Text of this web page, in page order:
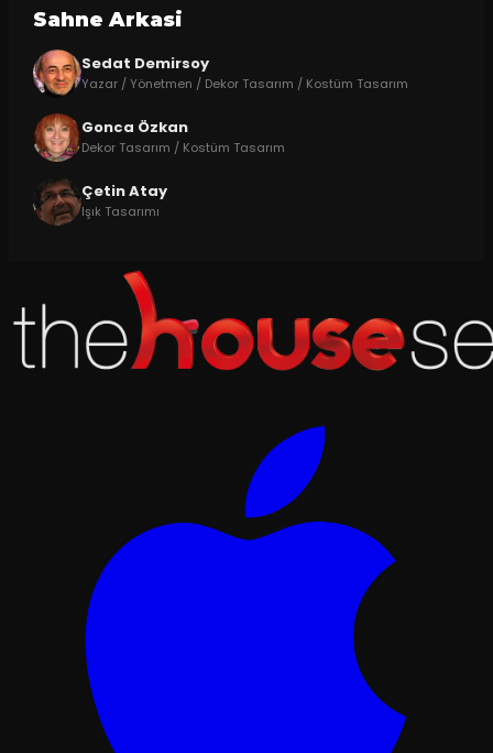
Sahne Arkasi
Sedat Demirsoy
Yazar / Yönetmen / Dekor Tasarım / Kostüm Tasarım
Gonca Özkan
Dekor Tasarım / Kostüm Tasarım
Çetin Atay
Işık Tasarımı